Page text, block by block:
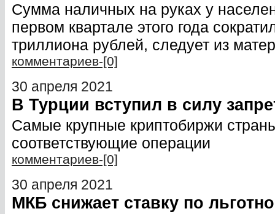
Сумма наличных на руках у
первом квартале этого года
триллиона рублей, следует из
комментариев-[0]
30 апреля 2021
В Турции вступил в силу
Самые крупные криптобиржи
соответствующие операции
комментариев-[0]
30 апреля 2021
МКБ снижает ставку по